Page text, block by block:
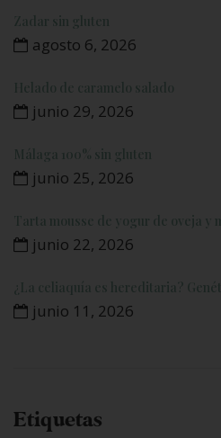
Zadar sin gluten
agosto 6, 2026
Helado de caramelo salado
junio 29, 2026
Málaga 100% sin gluten
junio 25, 2026
Tarta mousse de yogur de oveja y
junio 22, 2026
¿La celiaquía es hereditaria?
junio 11, 2026
Etiquetas